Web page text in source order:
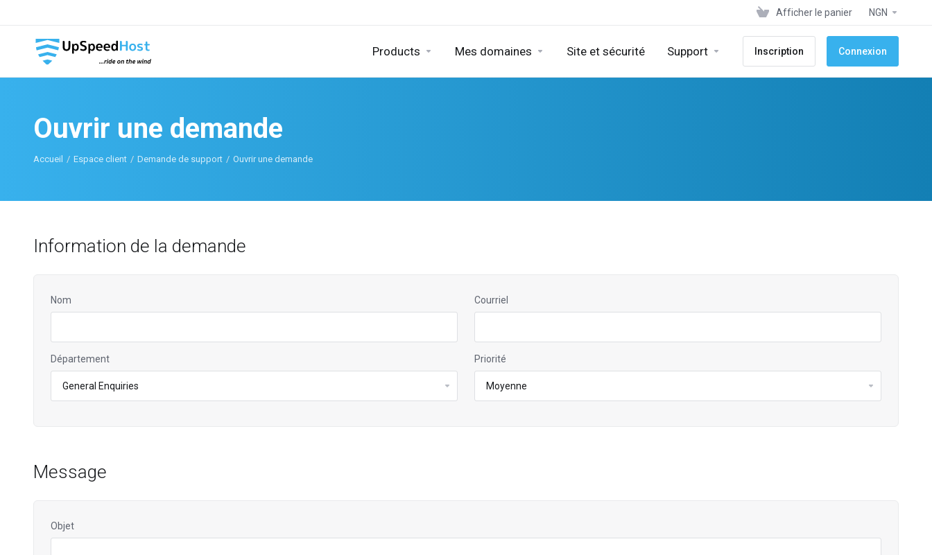
Afficher le panier NGN
Products Mes domaines Site et sécurité Support Inscription Connexion
Ouvrir une demande
Accueil Espace client Demande de support Ouvrir une demande
Information de la demande
Nom Courriel
Département Priorité
Message
Objet